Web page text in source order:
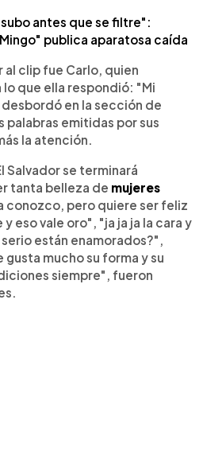
antes que se filtre":
publica aparatosa caída
al clip fue Carlo, quien
que ella respondió: "Mi
en la sección de
palabras emitidas por sus
la atención.
Salvador se terminará
tanta belleza de mujeres
conozco, pero quiere ser feliz
eso vale oro", "ja ja ja la cara y
están enamorados?",
mucho su forma y su
siempre", fueron